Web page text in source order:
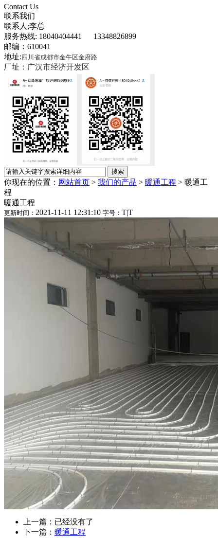
Contact Us
联系我们
联系人;李总
服务热线: 18040404441 13348826899
邮编：610041
地址:四川省成都市金牛区金府路
厂址：广汉市经济开发区
你现在的位置： 网站首页 > 我们的产品 > 暖通工程 > 暖通工
程
暖通工程
更新时间： 2021-11-11 12:31:10 字号： T|T
上一篇：已经没有了
下一篇： 暖通工程